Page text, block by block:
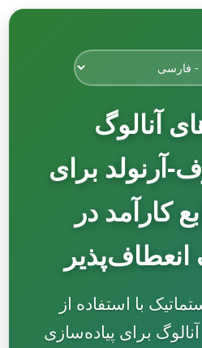
آنالوگ
آرنولد برای
کارآمد در
انعطاف‌پذیر
با استفاده از
برای پیاده‌سازی